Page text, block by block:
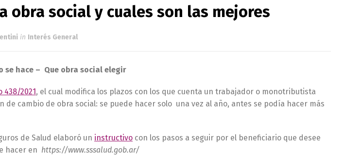
obra social y cuales son las mejores
in Interés General
se hace – Que obra social elegir
438/2021, el cual modifica los plazos con los que cuenta un trabajador o monotributista
de cambio de obra social: se puede hacer solo una vez al año, antes se podía hacer más
de Salud elaboró un instructivo con los pasos a seguir por el beneficiario que desee
hacer en https://www.sssalud.gob.ar/